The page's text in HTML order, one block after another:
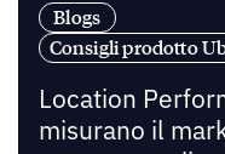
Blogs
Consigli prodotto
Location
misurano il